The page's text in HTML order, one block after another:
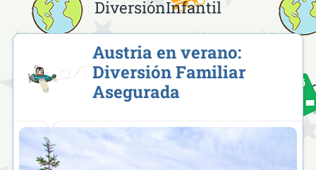
DiversiónInfantil
Austria en verano:
Diversión Familiar
Asegurada